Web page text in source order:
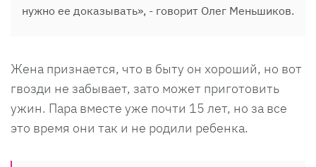
нужно ее доказывать», - говорит Олег Меньшиков.
Жена признается, что в быту он хороший, но вот
гвозди не забывает, зато может приготовить
ужин. Пара вместе уже почти 15 лет, но за все
это время они так и не родили ребенка.